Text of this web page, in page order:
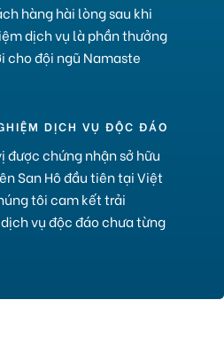
hàng hài lòng sau khi
dịch vụ là phần thưởng
cho đội ngũ Namaste
DỊCH VỤ ĐỘC ĐÁO
được chứng nhận sở hữu
San Hô đầu tiên tại Việt
tôi cam kết trải
vụ độc đáo chưa từng